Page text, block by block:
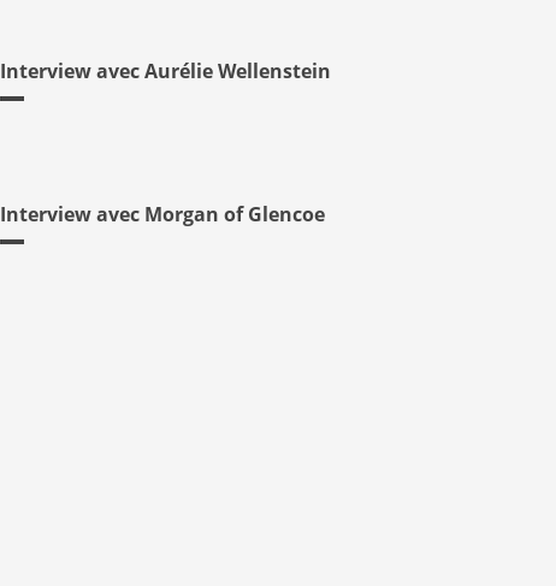
Interview avec Aurélie Wellenstein
Interview avec Morgan of Glencoe